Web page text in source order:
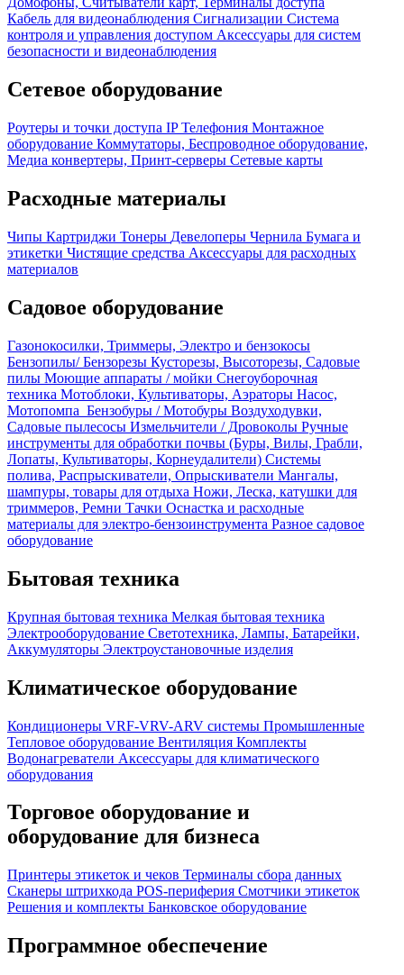
Кабель для видеонаблюдения Сигнализации Система
контроля и управления доступом Аксессуары для систем
безопасности и видеонаблюдения
Сетевое оборудование
Роутеры и точки доступа IP Телефония Монтажное
оборудование Коммутаторы, Беспроводное оборудование,
Медиа конвертеры, Принт-серверы Сетевые карты
Расходные материалы
Чипы Картриджи Тонеры Девелоперы Чернила Бумага и
этикетки Чистящие средства Аксессуары для расходных
материалов
Садовое оборудование
Газонокосилки, Триммеры, Электро и бензокосы
Бензопилы/ Бензорезы Кусторезы, Высоторезы, Садовые
пилы Моющие аппараты / мойки Снегоуборочная
техника Мотоблоки, Культиваторы, Аэраторы Насос,
Мотопомпа Бензобуры / Мотобуры Воздуходувки,
Садовые пылесосы Измельчители / Дровоколы Ручные
инструменты для обработки почвы (Буры, Вилы, Грабли,
Лопаты, Культиваторы, Корнеудалители) Системы
полива, Распрыскиватели, Опрыскиватели Мангалы,
шампуры, товары для отдыха Ножи, Леска, катушки для
триммеров, Ремни Тачки Оснастка и расходные
материалы для электро-бензоинструмента Разное садовое
оборудование
Бытовая техника
Крупная бытовая техника Мелкая бытовая техника
Электрооборудование Светотехника, Лампы, Батарейки,
Аккумуляторы Электроустановочные изделия
Климатическое оборудование
Кондиционеры VRF-VRV-ARV системы Промышленные
Тепловое оборудование Вентиляция Комплекты
Водонагреватели Аксессуары для климатического
оборудования
Торговое оборудование и
оборудование для бизнеса
Принтеры этикеток и чеков Терминалы сбора данных
Сканеры штрихкода POS-периферия Смотчики этикеток
Решения и комплекты Банковское оборудование
Программное обеспечение